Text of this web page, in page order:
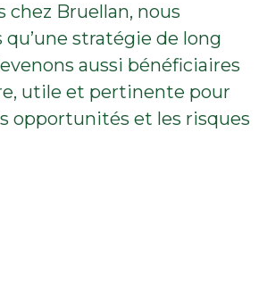
chez Bruellan, nous
stratégie de long
aussi bénéficiaires
utile et pertinente pour
opportunités et les risques